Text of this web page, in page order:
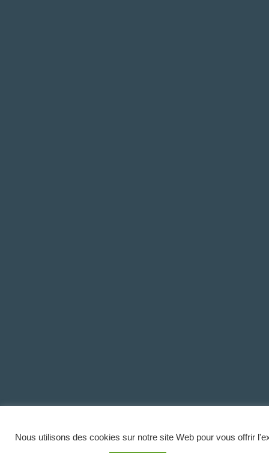
Nous utilisons des cookies sur notre site Web pour vous offrir